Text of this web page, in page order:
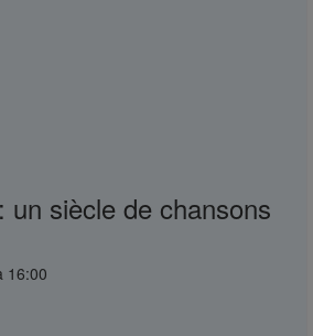
un siècle de chansons
16:00